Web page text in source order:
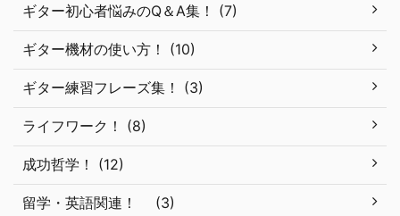
ギター初心者悩みのQ＆A集！ (7)
ギター機材の使い方！ (10)
ギター練習フレーズ集！ (3)
ライフワーク！ (8)
成功哲学！ (12)
留学・英語関連！ (3)